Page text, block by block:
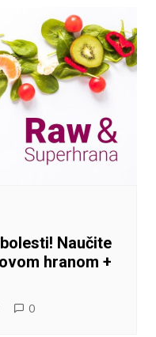
Naučite
hranom +
0